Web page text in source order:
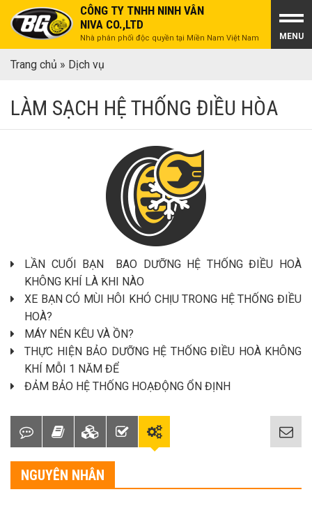
CÔNG TY TNHH NINH VÂN
NIVA CO.,LTD
Nhà phân phối độc quyền tại Miền Nam Việt Nam MENU
Trang chủ » Dịch vụ
LÀM SẠCH HỆ THỐNG ĐIỀU HÒA
LẦN CUỐI BẠN BAO DƯỠNG HỆ THỐNG ĐIỀU HOÀ
KHÔNG KHÍ LÀ KHI NÀO
XE BẠN CÓ MÙI HÔI KHÓ CHỊU TRONG HỆ THỐNG ĐIỀU
HOÀ?
MÁY NÉN KÊU VÀ ỒN?
THỰC HIỆN BẢO DƯỠNG HỆ THỐNG ĐIỀU HOÀ KHÔNG
KHÍ MỖI 1 NĂM ĐỂ
ĐẢM BẢO HỆ THỐNG HOẠĐỘNG ỔN ĐỊNH
NGUYÊN NHÂN